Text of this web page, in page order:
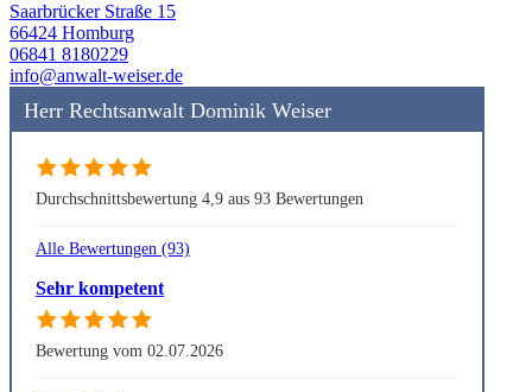
Saarbrücker Straße 15
66424 Homburg
06841 8180229
info@anwalt-weiser.de
Herr Rechtsanwalt Dominik Weiser
Durchschnittsbewertung 4,9 aus 93 Bewertungen
Alle Bewertungen (93)
Sehr kompetent
Bewertung vom 02.07.2026